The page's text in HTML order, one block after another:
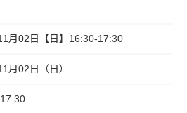
月02日【日】16:30-17:30
月02日（日）